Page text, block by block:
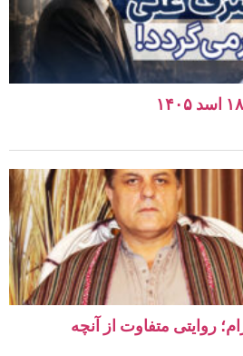
روایتی متفاوت از آنچه